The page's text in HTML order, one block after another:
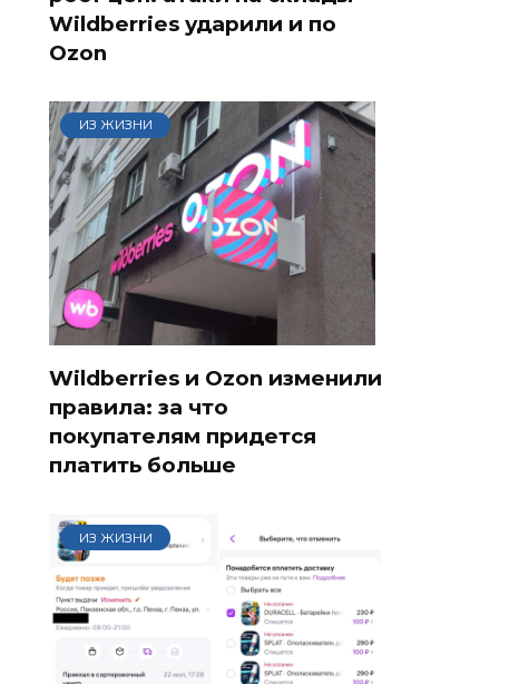
Wildberries ударили и по
Ozon
ИЗ ЖИЗНИ
Wildberries и Ozon изменили
правила: за что
покупателям придется
платить больше
ИЗ ЖИЗНИ